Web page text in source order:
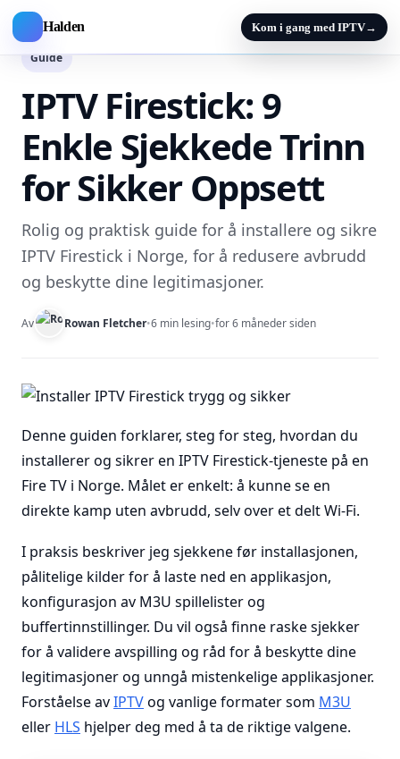
Halden Kom i gang med IPTV→
Guide
IPTV Firestick: 9
Enkle Sjekkede Trinn
for Sikker Oppsett
Rolig og praktisk guide for å installere og sikre
IPTV Firestick i Norge, for å redusere avbrudd
og beskytte dine legitimasjoner.
Av Rowan Fletcher•6 min lesing•for 6 måneder siden
Denne guiden forklarer, steg for steg, hvordan du
installerer og sikrer en IPTV Firestick-tjeneste på en
Fire TV i Norge. Målet er enkelt: å kunne se en
direkte kamp uten avbrudd, selv over et delt Wi-Fi.
I praksis beskriver jeg sjekkene før installasjonen,
pålitelige kilder for å laste ned en applikasjon,
konfigurasjon av M3U spillelister og
buffertinnstillinger. Du vil også finne raske sjekker
for å validere avspilling og råd for å beskytte dine
legitimasjoner og unngå mistenkelige applikasjoner.
Forståelse avIPTVog vanlige formater som M3U
eller HLS hjelper deg med å ta de riktige valgene.